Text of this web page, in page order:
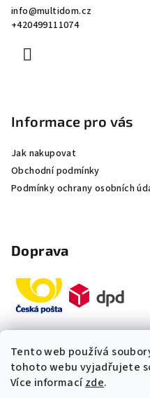
Tento web používá
tohoto webu vyjadřujete
Více informacízde.
info@multidom.cz
+420499111074
Informace pro vás
Jak nakupovat
Obchodní podmínky
Podmínky ochrany osobních
Doprava
Platby